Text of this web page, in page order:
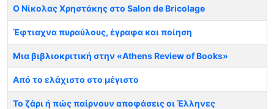
Ο Νίκολας Χρηστάκης στο Salon de Bricolage
Έφτιαχνα πυραύλους, έγραφα και ποίηση
Μια βιβλιοκριτική στην «Athens Review of Books»
Από το ελάχιστο στο μέγιστο
Το ζάρι ή πώς παίρνουν αποφάσεις οι Έλληνες